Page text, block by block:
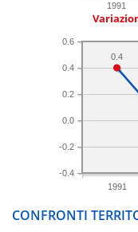
1991
1991
-0.4
-0.2
0.0
0.2
0.4
0.6
0.4
CONFRONTI